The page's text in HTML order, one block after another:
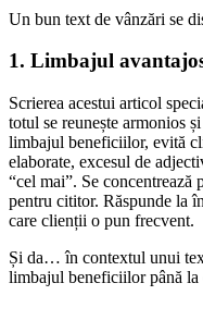
Un bun text de vânzări se
1. Limbajul
Scrierea acestui articol
totul se reunește armonios
limbajul beneficiilor, evită
elaborate, excesul de
“cel mai”. Se concentrează
pentru cititor. Răspunde la
care clienții o pun frecvent.
Și da… în contextul unui
limbajul beneficiilor până la